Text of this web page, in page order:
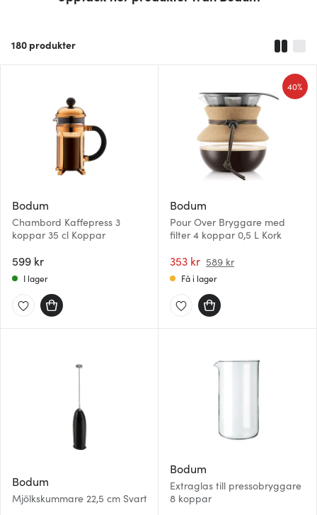
180 produkter
Bodum
Chambord Kaffepress 3
koppar 35 cl Koppar
599 kr
I lager
Bodum
Pour Over Bryggare med
filter 4 koppar 0,5 L Kork
353 kr 589 kr
40%
Få i lager
Bodum
Mjölkskummare 22,5 cm Svart
Bodum
Extraglas till pressobryggare
8 koppar